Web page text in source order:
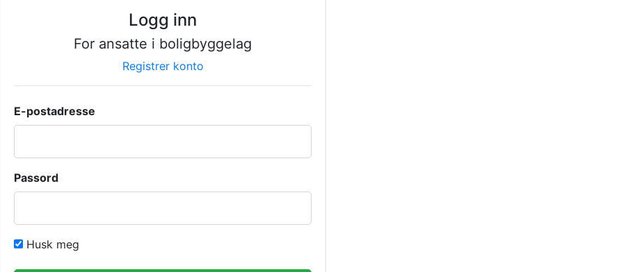
Logg inn
For ansatte i boligbyggelag
Registrer konto
E-postadresse
Passord
Husk meg